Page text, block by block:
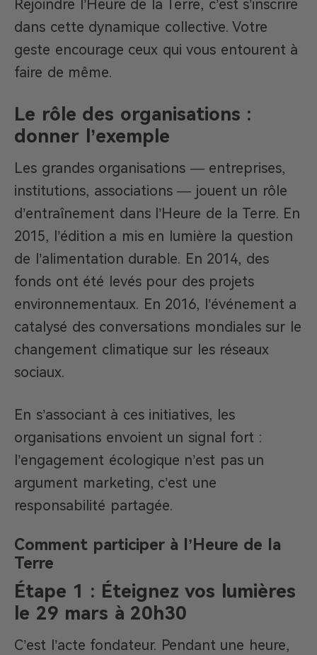
Rejoindre l’Heure de la Terre, c’est s’inscrire
dans cette dynamique collective. Votre
geste encourage ceux qui vous entourent à
faire de même.
Le rôle des organisations :
donner l’exemple
Les grandes organisations — entreprises,
institutions, associations — jouent un rôle
d’entraînement dans l’Heure de la Terre. En
2015, l’édition a mis en lumière la question
de l’alimentation durable. En 2014, des
fonds ont été levés pour des projets
environnementaux. En 2016, l’événement a
catalysé des conversations mondiales sur le
changement climatique sur les réseaux
sociaux.
En s’associant à ces initiatives, les
organisations envoient un signal fort :
l’engagement écologique n’est pas un
argument marketing, c’est une
responsabilité partagée.
Comment participer à l’Heure de la
Terre
Étape 1 : Éteignez vos lumières
le 29 mars à 20h30
C’est l’acte fondateur. Pendant une heure,